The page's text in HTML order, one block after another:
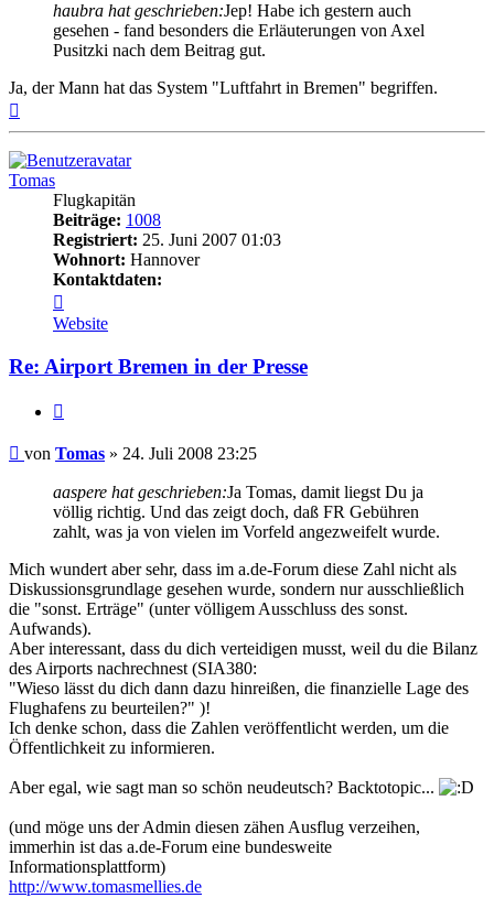
haubra hat geschrieben:Jep! Habe ich gestern auch
gesehen - fand besonders die Erläuterungen von Axel
Pusitzki nach dem Beitrag gut.
Ja, der Mann hat das System "Luftfahrt in Bremen" begriffen.
Tomas
Flugkapitän
Beiträge: 1008
Registriert: 25. Juni 2007 01:03
Wohnort: Hannover
Kontaktdaten:
von
Tomas
Website
Re: Airport Bremen in der Presse
Ungelesener
von Tomas » 24. Juli 2008 23:25
aaspere hat geschrieben:Ja Tomas, damit liegst Du ja
völlig richtig. Und das zeigt doch, daß FR Gebühren
zahlt, was ja von vielen im Vorfeld angezweifelt wurde.
Mich wundert aber sehr, dass im a.de-Forum diese Zahl nicht als
Diskussionsgrundlage gesehen wurde, sondern nur ausschließlich
die "sonst. Erträge" (unter völligem Ausschluss des sonst.
Aufwands).
Aber interessant, dass du dich verteidigen musst, weil du die Bilanz
des Airports nachrechnest (SIA380:
"Wieso lässt du dich dann dazu hinreißen, die finanzielle Lage des
Flughafens zu beurteilen?" )!
Ich denke schon, dass die Zahlen veröffentlicht werden, um die
Öffentlichkeit zu informieren.
Aber egal, wie sagt man so schön neudeutsch? Backtotopic...
(und möge uns der Admin diesen zähen Ausflug verzeihen,
immerhin ist das a.de-Forum eine bundesweite
Informationsplattform)
http://www.tomasmellies.de